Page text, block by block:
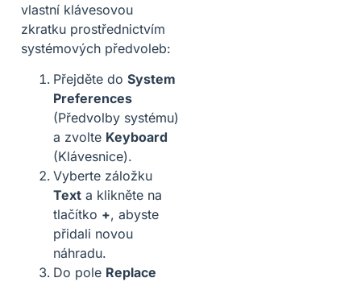
vlastní klávesovou
zkratku prostřednictvím
systémových předvoleb:
Přejděte do System
Preferences
(Předvolby systému)
a zvolte Keyboard
(Klávesnice).
Vyberte záložku
Text a klikněte na
tlačítko +, abyste
přidali novou
náhradu.
Do pole Replace